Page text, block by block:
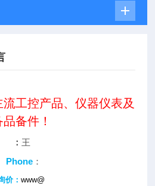
工控产品、仪器仪表及
品备件！
： 王
Phone：
价：www@